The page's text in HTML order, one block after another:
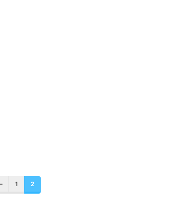
1 2